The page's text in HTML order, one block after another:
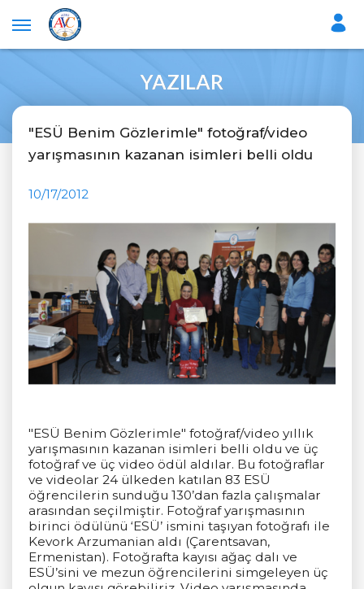
YAZILAR
"ESÜ Benim Gözlerimle" fotoğraf/video
yarışmasının kazanan isimleri belli oldu
10/17/2012
"ESÜ Benim Gözlerimle" fotoğraf/video yıllık
yarışmasının kazanan isimleri belli oldu ve üç
fotoğraf ve üç video ödül aldılar. Bu fotoğraflar
ve videolar 24 ülkeden katılan 83 ESÜ
öğrencilerin sunduğu 130’dan fazla çalışmalar
arasından seçilmiştir. Fotoğraf yarışmasının
birinci ödülünü ‘ESÜ’ ismini taşıyan fotoğrafı ile
Kevork Arzumanian aldı (Çarentsavan,
Ermenistan). Fotoğrafta kayısı ağaç dalı ve
ESÜ’sini ve mezun öğrencilerini simgeleyen üç